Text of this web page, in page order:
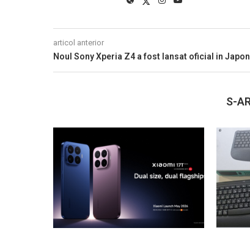
articol anterior
Noul Sony Xperia Z4 a fost lansat oficial in
S-